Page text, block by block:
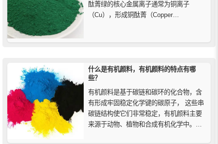
酞菁绿的核心金属离子通常为铜离子
（Cu），形成铜酞菁（Copper
什么是有机颜料，有机颜料的特点有哪
些？
有机颜料是基于碳链和碳环的化合物，含
有形成牢固稳定化学键的碳原子， 这些串
碳链结构使它们非常稳定，有机颜料主要
来源于动物、植物和合成有机化学中。有